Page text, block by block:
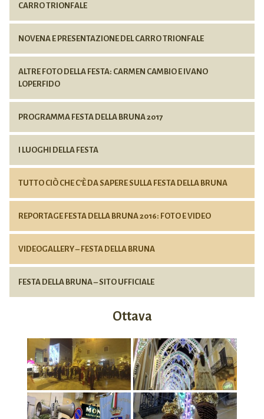
CARRO TRIONFALE
NOVENA E PRESENTAZIONE DEL CARRO TRIONFALE
ALTRE FOTO DELLA FESTA: CARMEN CAMBIO E IVANO
LOPERFIDO
PROGRAMMA FESTA DELLA BRUNA 2017
I LUOGHI DELLA FESTA
TUTTO CIÒ CHE C’È DA SAPERE SULLA FESTA DELLA BRUNA
REPORTAGE FESTA DELLA BRUNA 2016: FOTO E VIDEO
VIDEOGALLERY – FESTA DELLA BRUNA
FESTA DELLA BRUNA – SITO UFFICIALE
Ottava